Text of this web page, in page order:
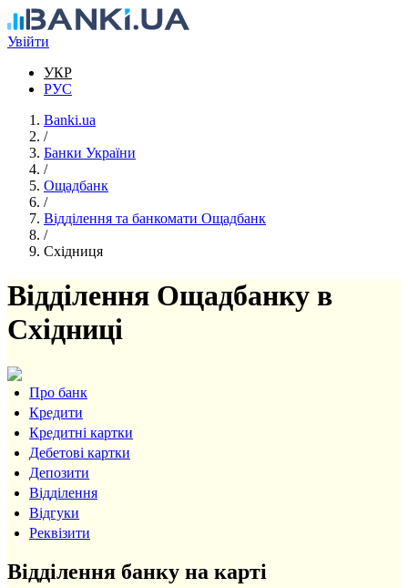
Перейти до основного вмісту
Увійти
УКР
РУС
Banki.ua
/
Банки України
/
Ощадбанк
/
Відділення та банкомати Ощадбанк
/
Східниця
Відділення Ощадбанку в
Східниці
Про банк
Кредити
Кредитні картки
Дебетові картки
Депозити
Відділення
Відгуки
Реквізити
Відділення банку на карті